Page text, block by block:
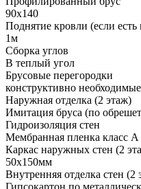
90х140
Поднятие кровли (если есть
1м
Сборка углов
В теплый угол
Брусовые перегородки
конструктивно необходимые
Наружная отделка (2 этаж)
Имитация бруса (по
Гидроизоляция стен
Мембранная пленка класс А
Каркас наружных стен (2
50х150мм
Внутренняя отделка стен (2
Гипсокартон по